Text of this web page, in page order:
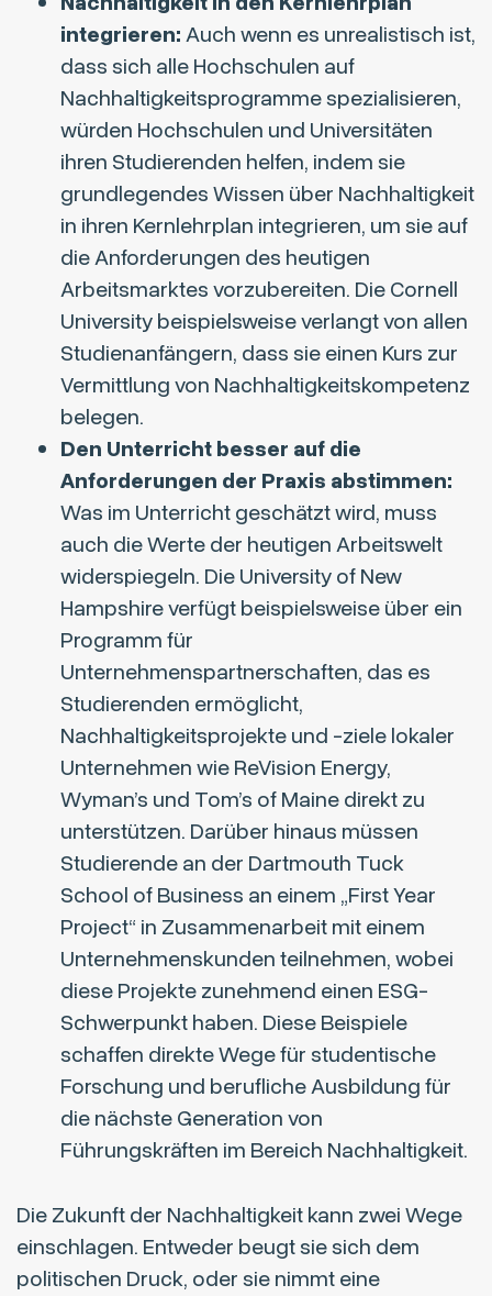
integrieren:Auch wenn es unrealistisch ist,
dass sich alle Hochschulen auf
Nachhaltigkeitsprogramme spezialisieren,
würden Hochschulen und Universitäten
ihren Studierenden helfen, indem sie
grundlegendes Wissen über Nachhaltigkeit
in ihren Kernlehrplan integrieren, um sie auf
die Anforderungen des heutigen
Arbeitsmarktes vorzubereiten. DieCornell
Universitybeispielsweise verlangt von allen
Studienanfängern, dass sie einen Kurs zur
Vermittlung von Nachhaltigkeitskompetenz
belegen.
Den Unterricht besser auf die
Anforderungen der Praxis abstimmen:
Was im Unterricht geschätzt wird, muss
auch die Werte der heutigen Arbeitswelt
widerspiegeln. Die University of New
Hampshire verfügt beispielsweise über ein
Programm für
Unternehmenspartnerschaften, das es
Studierenden ermöglicht,
Nachhaltigkeitsprojekte und -ziele lokaler
Unternehmen wie ReVision Energy,
Wyman’s und Tom’s of Maine direkt zu
unterstützen. Darüber hinaus müssen
Studierende an der Dartmouth Tuck
School of Business an einem „First Year
Project“ in Zusammenarbeit mit einem
Unternehmenskunden teilnehmen, wobei
diese Projektezunehmend einen ESG-
Schwerpunkthaben. Diese Beispiele
schaffen direkte Wege für studentische
Forschung und berufliche Ausbildung für
die nächste Generation von
Führungskräften im Bereich Nachhaltigkeit.
Die Zukunft der Nachhaltigkeit kann zwei Wege
einschlagen. Entweder beugt sie sich dem
politischen Druck, oder sie nimmt eine